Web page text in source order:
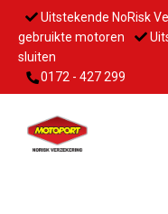
Uitstekende NoRisk
gebruikte motoren
sluiten
0172 - 427 299